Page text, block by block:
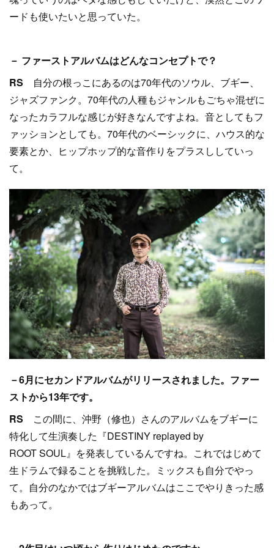
ードも使いたいと思っていた。
－ ファーストアルバムはどんなコンセプトで？
RS 自分の根っこにあるのは70年代のソウル、ブギー、
ジャズファンク。70年代の人種もジャンルもごちゃ混ぜに
なったカラフルな感じが好きなんですよね。音としてもフ
ァッションとしても。70年代のベーシックに、ハウス的な
要素とか、ヒップホップ的な音作りをプラスししていっ
て。
－6月にセカンドアルバムがリリースされました。ファー
ストから13年です。
RS この間に、沖野（修也）さんのアルバムをブギーに
特化して生演奏した『DESTINY replayed by
ROOT SOUL』を発表しているんですね。これではじめて
生ドラムで録ることを挑戦した。ミックスも自分でやっ
て。自分のなかではブギーアルバムはここでやりきった感
もあって。